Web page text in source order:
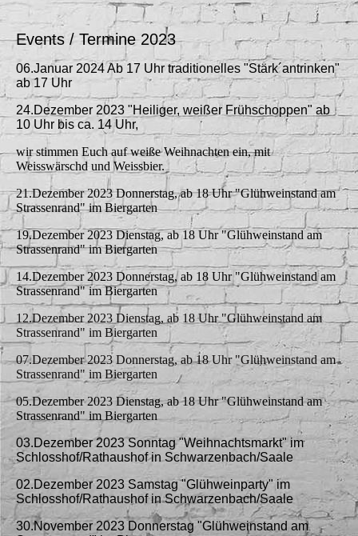
Events / Termine 2023
06.Januar 2024 Ab 17 Uhr traditionelles "Stärk´antrinken"
ab 17 Uhr
24.Dezember 2023 "Heiliger, weißer Frühschoppen" ab
10 Uhr bis ca. 14 Uhr,
wir stimmen Euch auf weiße Weihnachten ein, mit
Weisswärschd und Weissbier.
21.Dezember 2023 Donnerstag, ab 18 Uhr "Glühweinstand am
Strassenrand" im Biergarten
19.Dezember 2023 Dienstag, ab 18 Uhr "Glühweinstand am
Strassenrand" im Biergarten
14.Dezember 2023 Donnerstag, ab 18 Uhr "Glühweinstand am
Strassenrand" im Biergarten
12.Dezember 2023 Dienstag, ab 18 Uhr "Glühweinstand am
Strassenrand" im Biergarten
07.Dezember 2023 Donnerstag, ab 18 Uhr "Glühweinstand am
Strassenrand" im Biergarten
05.Dezember 2023 Dienstag, ab 18 Uhr "Glühweinstand am
Strassenrand" im Biergarten
03.Dezember 2023 Sonntag "Weihnachtsmarkt" im
Schlosshof/Rathaushof in Schwarzenbach/Saale
02.Dezember 2023 Samstag "Glühweinparty" im
Schlosshof/Rathaushof in Schwarzenbach/Saale
30.November 2023 Donnerstag "Glühweinstand am